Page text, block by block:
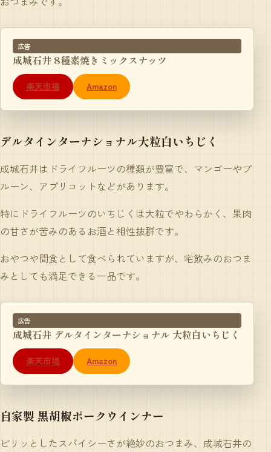
広告
成城石井 8種素焼きミックスナッツ
楽天市場 Amazon
デルタインターナショナル大粒白いちじく
成城石井はドライフルーツの種類が豊富で、マンゴーやプ
ルーン、アプリコットなどがあります。
特に ドライフルーツのいちじく は大粒でやわらかく、果肉
の甘さが苦みのあるお酒と相性抜群です。
おやつや間食として食べられていますが、宅飲みのおつま
みとしても満足できる一品です。
広告
成城石井 デルタインターナショナル 大粒白いちじく
楽天市場 Amazon
自家製 黒胡椒ポークウインナー
ピリッとしたスパイシーさが絶妙のおつまみ、成城石井の